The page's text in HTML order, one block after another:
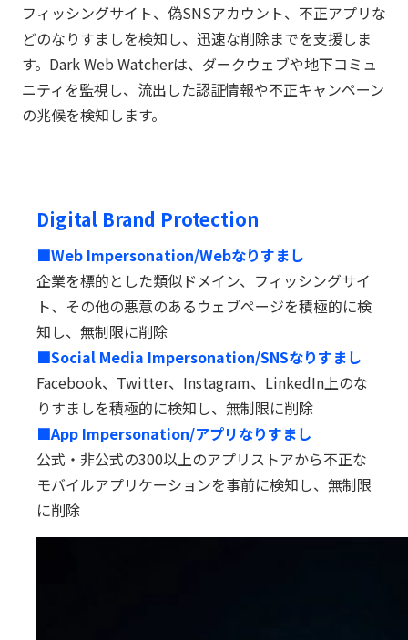
フィッシングサイト、偽SNSアカウント、不正アプリな
どのなりすましを検知し、迅速な削除までを支援しま
す。Dark Web Watcherは、ダークウェブや地下コミュ
ニティを監視し、流出した認証情報や不正キャンペーン
の兆候を検知します。
Digital Brand Protection
■Web Impersonation/Webなりすまし
企業を標的とした類似ドメイン、フィッシングサイ
ト、その他の悪意のあるウェブページを積極的に検
知し、無制限に削除
■Social Media Impersonation/SNSなりすまし
Facebook、Twitter、Instagram、LinkedIn上のな
りすましを積極的に検知し、無制限に削除
■App Impersonation/アプリなりすまし
公式・非公式の300以上のアプリストアから不正な
モバイルアプリケーションを事前に検知し、無制限
に削除